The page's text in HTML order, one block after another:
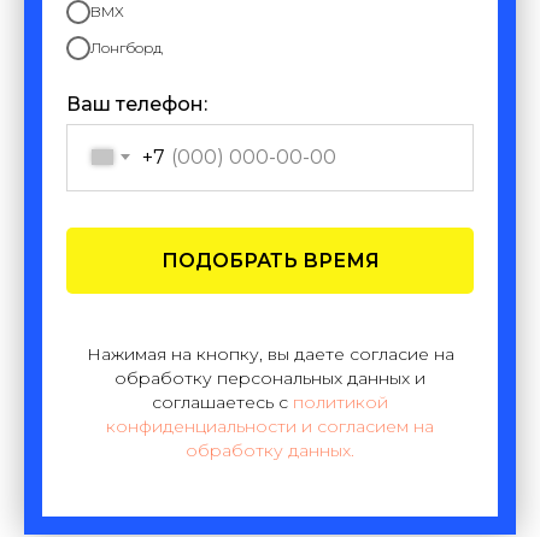
BMX
Лонгборд
Ваш телефон:
+7
ПОДОБРАТЬ ВРЕМЯ
Нажимая на кнопку, вы даете согласие на
обработку персональных данных и
соглашаетесь c политикой
конфиденциальности и согласием на
обработку данных.